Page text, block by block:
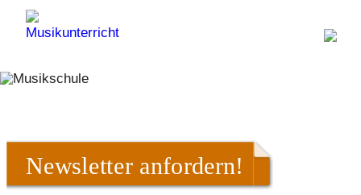
Newsletter anfordern!